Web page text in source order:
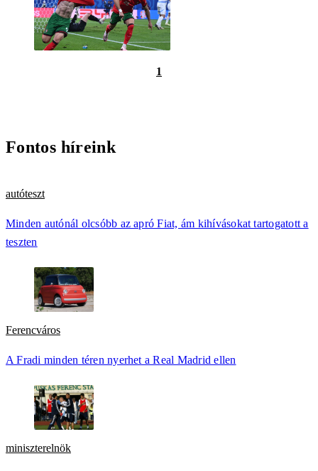
1
Fontos híreink
autóteszt
Minden autónál olcsóbb az apró Fiat, ám kihívásokat tartogatott a
teszten
Ferencváros
A Fradi minden téren nyerhet a Real Madrid ellen
miniszterelnök